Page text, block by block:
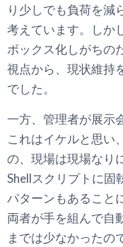
り少しでも負荷を減
考えています。しか
ボックス化しがちの
視点から、現状維持
でした。
一方、管理者が展示
これはイケルと思い
の、現場は現場なり
Shellスクリプトに固
パターンもあること
両者が手を組んで自
までは少なかったの